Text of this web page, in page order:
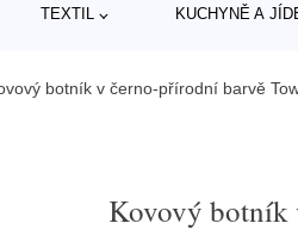
TEXTIL KUCHYNĚ A
botník v černo-přírodní barvě
Kovový botník